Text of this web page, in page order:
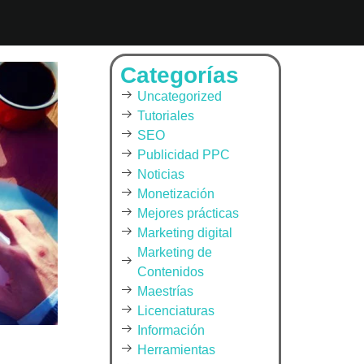
Categorías
Uncategorized
Tutoriales
SEO
Publicidad PPC
Noticias
Monetización
Mejores prácticas
Marketing digital
Marketing de
Contenidos
Maestrías
Licenciaturas
Información
Herramientas